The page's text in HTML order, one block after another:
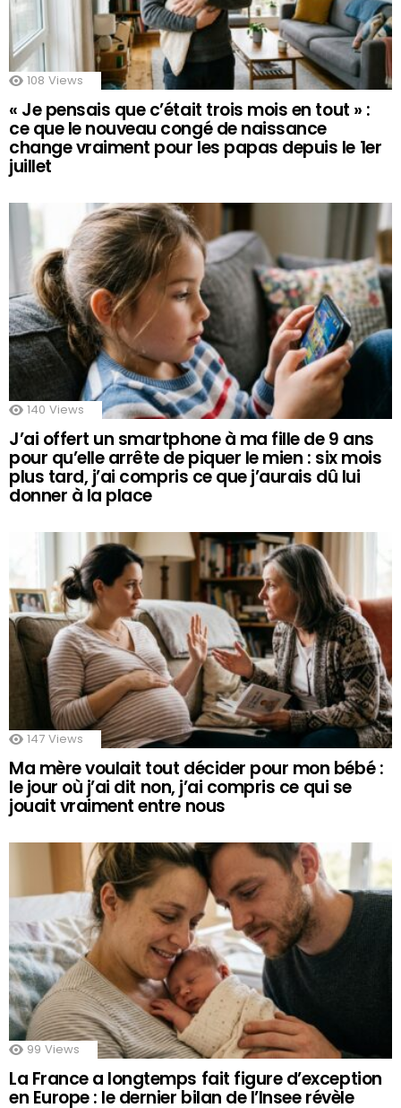
108 Views
« Je pensais que c’était trois mois en tout » :
ce que le nouveau congé de naissance
change vraiment pour les papas depuis le 1er
juillet
140 Views
J’ai offert un smartphone à ma fille de 9 ans
pour qu’elle arrête de piquer le mien : six mois
plus tard, j’ai compris ce que j’aurais dû lui
donner à la place
147 Views
Ma mère voulait tout décider pour mon bébé :
le jour où j’ai dit non, j’ai compris ce qui se
jouait vraiment entre nous
99 Views
La France a longtemps fait figure d’exception
en Europe : le dernier bilan de l’Insee révèle